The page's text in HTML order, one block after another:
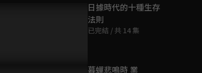
日據時代的十種生存
法則
已完結 / 共 14 集
暮蟬悲鳴時 業